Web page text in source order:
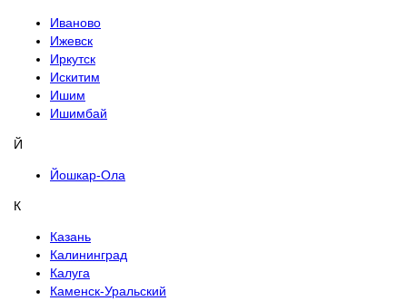
Иваново
Ижевск
Иркутск
Искитим
Ишим
Ишимбай
Й
Йошкар-Ола
К
Казань
Калининград
Калуга
Каменск-Уральский